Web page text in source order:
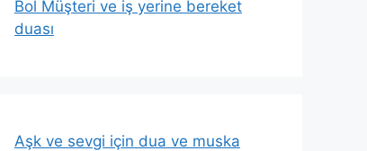
Bol Müşteri ve iş yerine bereket
duası
Aşk ve sevgi için dua ve muska